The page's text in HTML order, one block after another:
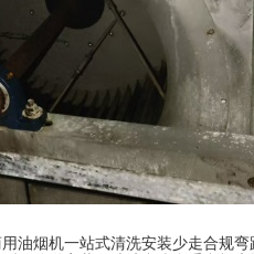
油烟机一站式清洗安装少走合规弯